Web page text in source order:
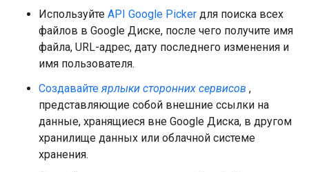
Используйте API Google Picker для поиска всех
файлов в Google Диске, после чего получите имя
файла, URL-адрес, дату последнего изменения и
имя пользователя.
Создавайтеярлыки сторонних сервисов ,
представляющие собой внешние ссылки на
данные, хранящиеся вне Google Диска, в другом
хранилище данных или облачной системе
хранения.